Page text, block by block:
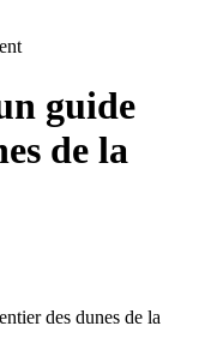
guide
de la
des dunes de la